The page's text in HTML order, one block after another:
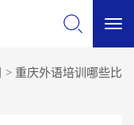
> 重庆外语培训哪些比